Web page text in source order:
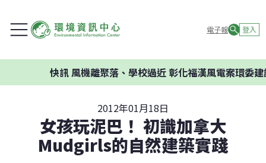
電子報 登入
快訊風機離聚落、學校過近 彰化福漢風電案環委建議不
2012年01月18日
女孩玩泥巴！ 初識加拿大
Mudgirls的自然建築實踐